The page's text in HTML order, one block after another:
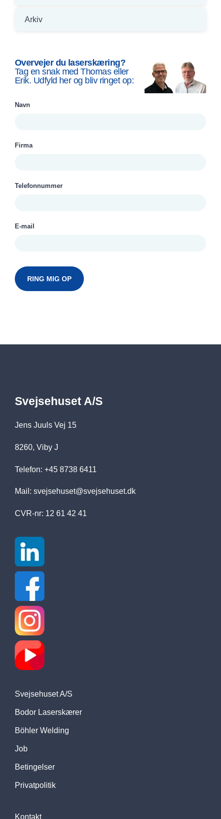
Arkiv
Overvejer du laserskæring?
Tag en snak med Thomas eller
Erik. Udfyld her og bliv ringet op:
Navn
Firma
Telefonnummer
E-mail
Svejsehuset A/S
Jens Juuls Vej 15
8260, Viby J
Telefon: +45 8738 6411
Mail: svejsehuset@svejsehuset.dk
CVR-nr: 12 61 42 41
Svejsehuset A/S
Bodor Laserskærer
Böhler Welding
Job
Betingelser
Privatpolitik
Kontakt